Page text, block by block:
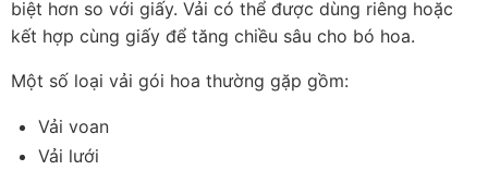
biệt hơn so với giấy. Vải có thể được dùng riêng hoặc
kết hợp cùng giấy để tăng chiều sâu cho bó hoa.
Một số loại vải gói hoa thường gặp gồm:
Vải voan
Vải lưới